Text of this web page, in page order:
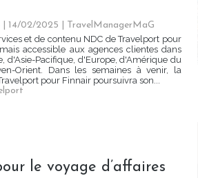
| 14/02/2025
TravelManagerMaG
et de contenu NDC de Travelport pour
accessible aux agences clientes dans
d'Asie-Pacifique, d'Europe, d'Amérique du
Orient. Dans les semaines à venir, la
pour Finnair poursuivra son...
le voyage d’affaires